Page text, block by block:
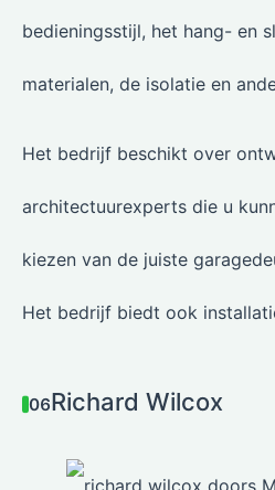
bedieningsstijl, het hang- en
materialen, de isolatie en
Het bedrijf beschikt over
architectuurexperts die u
kiezen van de juiste
Het bedrijf biedt ook
06Richard Wilcox